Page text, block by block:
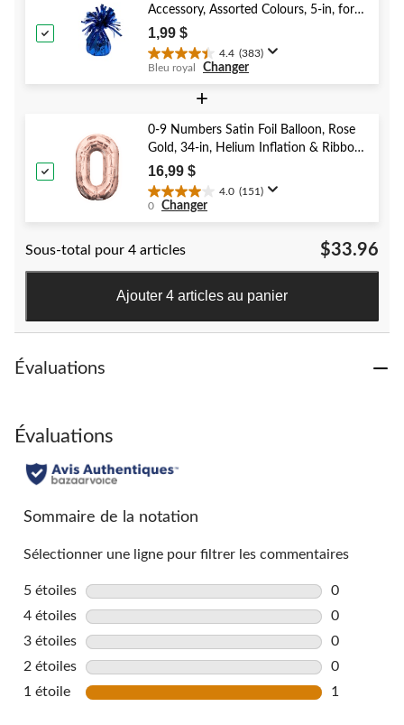
évaluations
Accessory, Assorted Colours, 5-in, for
Birthday/Anniversary/Graduation/New
Year's Eve
1,99 $
4.4 (383)
4.4
étoile(s)
383
évaluations
Bleu royal Changer
+
0-9 Numbers Satin Foil Balloon, Rose
Gold, 34-in, Helium Inflation & Ribbon
Included for Birthday/Graduation/New
Year's Eve/Anniversary
16,99 $
4.0 (151)
4.0
étoile(s)
5.
0 Changer
Sous-total pour 4 articles $33.96
Ajouter 4 articles au panier
Évaluations
Évaluations
Sommaire de la notation
Sélectionner une ligne pour filtrer les commentaires
5 étoiles étoiles
0
0
4 étoiles étoiles
0
0
3 étoiles étoiles
0
0
2 étoiles étoiles
0
0
1 étoile étoiles
1